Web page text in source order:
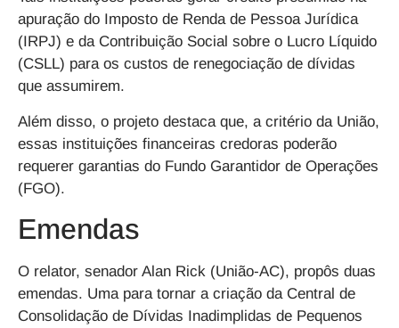
apuração do Imposto de Renda de Pessoa Jurídica
(IRPJ) e da Contribuição Social sobre o Lucro Líquido
(CSLL) para os custos de renegociação de dívidas
que assumirem.
Além disso, o projeto destaca que, a critério da União,
essas instituições financeiras credoras poderão
requerer garantias do Fundo Garantidor de Operações
(FGO).
Emendas
O relator, senador Alan Rick (União-AC), propôs duas
emendas. Uma para tornar a criação da Central de
Consolidação de Dívidas Inadimplidas de Pequenos